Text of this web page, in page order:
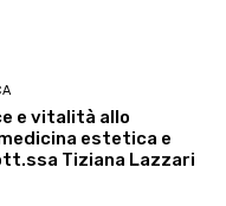
e vitalità allo
estetica e
Tiziana Lazzari